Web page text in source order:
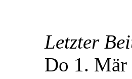
Letzter
Do 1. Mär